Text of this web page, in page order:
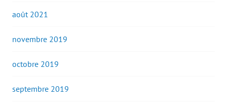
août 2021
novembre 2019
octobre 2019
septembre 2019